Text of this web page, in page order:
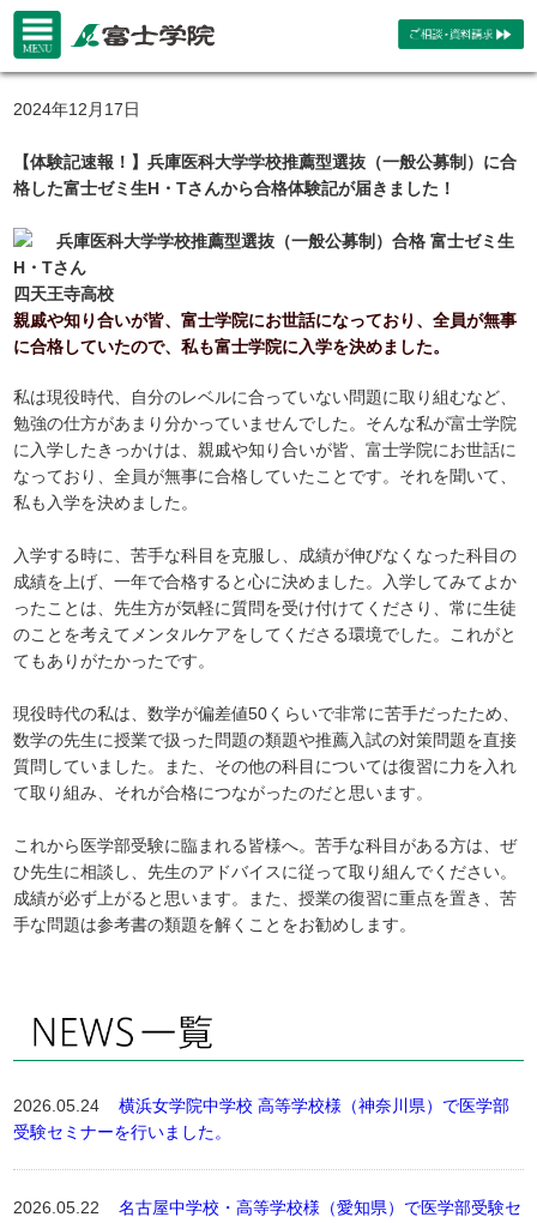
2024年12月17日
【体験記速報！】兵庫医科大学学校推薦型選抜（一般公募制）に合
格した富士ゼミ生H・Tさんから合格体験記が届きました！
兵庫医科大学学校推薦型選抜（一般公募制）合格 富士ゼミ生
H・Tさん
四天王寺高校
親戚や知り合いが皆、富士学院にお世話になっており、全員が無事
に合格していたので、私も富士学院に入学を決めました。
私は現役時代、自分のレベルに合っていない問題に取り組むなど、
勉強の仕方があまり分かっていませんでした。そんな私が富士学院
に入学したきっかけは、親戚や知り合いが皆、富士学院にお世話に
なっており、全員が無事に合格していたことです。それを聞いて、
私も入学を決めました。
入学する時に、苦手な科目を克服し、成績が伸びなくなった科目の
成績を上げ、一年で合格すると心に決めました。入学してみてよか
ったことは、先生方が気軽に質問を受け付けてくださり、常に生徒
のことを考えてメンタルケアをしてくださる環境でした。これがと
てもありがたかったです。
現役時代の私は、数学が偏差値50くらいで非常に苦手だったため、
数学の先生に授業で扱った問題の類題や推薦入試の対策問題を直接
質問していました。また、その他の科目については復習に力を入れ
て取り組み、それが合格につながったのだと思います。
これから医学部受験に臨まれる皆様へ。苦手な科目がある方は、ぜ
ひ先生に相談し、先生のアドバイスに従って取り組んでください。
成績が必ず上がると思います。また、授業の復習に重点を置き、苦
手な問題は参考書の類題を解くことをお勧めします。
2026.05.24横浜女学院中学校 高等学校様（神奈川県）で医学部
受験セミナーを行いました。
2026.05.22名古屋中学校・高等学校様（愛知県）で医学部受験セ